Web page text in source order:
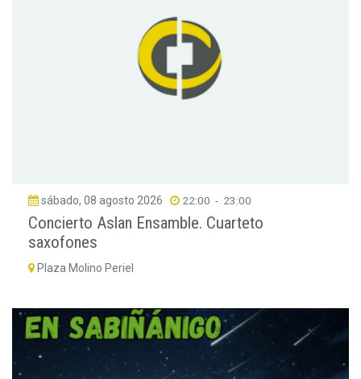
sábado, 08 agosto 2026 22:00 - 23:00
Concierto Aslan Ensamble. Cuarteto
saxofones
Plaza Molino Periel